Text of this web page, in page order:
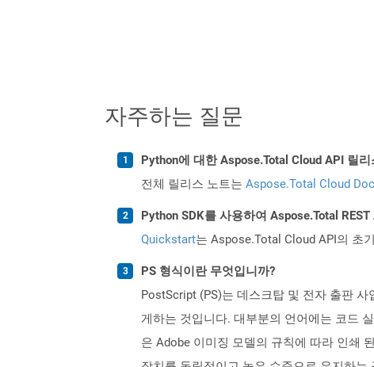
자주하는 질문
Python에 대한 Aspose.Total Cloud API 릴
전체 릴리스 노트는 Aspose.Total Cloud
Python SDK를 사용하여 Aspose.Total
Quickstart는 Aspose.Total Cloud API의 초
PS 형식이란 무엇입니까?
PostScript (PS)는 데스크탑 및 전자 출판
게하는 것입니다. 대부분의 언어에는 코드
은 Adobe 이미징 모델의 규칙에 따라 인쇄